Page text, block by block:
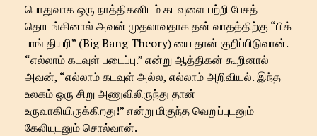
பொதுவாக ஒரு நாத்திகனிடம் கடவுளை பற்றி பேசத்
தொடங்கினால் அவன் முதலாவதாக தன் வாதத்திற்கு “பிக்
பாங் தியரி” (Big Bang Theory) யை தான் குறிப்பிடுவான்.
“எல்லாம் கடவுள் படைப்பு.” என்று ஆத்திகன் கூறினால்
அவன், “எல்லாம் கடவுள் அல்ல, எல்லாம் அறிவியல். இந்த
உலகம் ஒரு சிறு அணுவிலிருந்து தான்
உருவாகியிருக்கிறது!” என்று மிகுந்த வெறுப்புடனும்
கேலியுடனும் சொல்வான்.